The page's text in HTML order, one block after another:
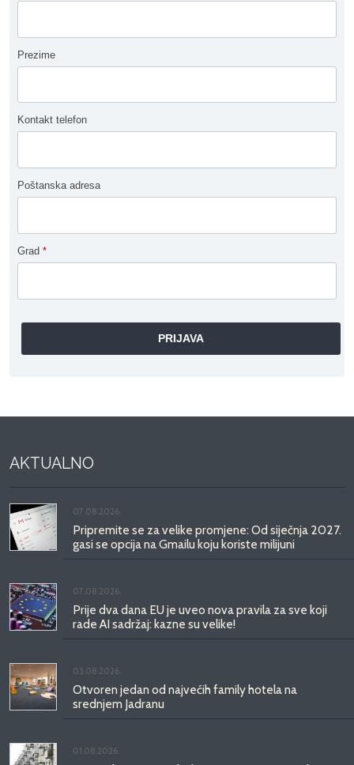
Prezime
Kontakt telefon
Poštanska adresa
Grad *
AKTUALNO
07.08.2026.
Pripremite se za velike promjene: Od siječnja 2027.
gasi se opcija na Gmailu koju koriste milijuni
07.08.2026.
Prije dva dana EU je uveo nova pravila za sve koji
rade AI sadržaj: kazne su velike!
03.08.2026.
Otvoren jedan od najvećih family hotela na
srednjem Jadranu
01.08.2026.